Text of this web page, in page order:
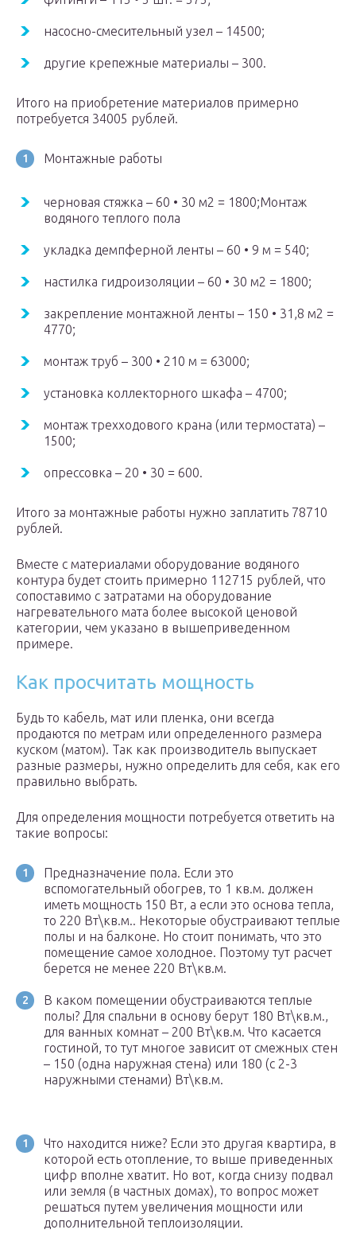
насосно-смесительный узел – 14500;
другие крепежные материалы – 300.
Итого на приобретение материалов примерно
потребуется 34005 рублей.
Монтажные работы
черновая стяжка – 60 • 30 м2 = 1800;Монтаж
водяного теплого пола
укладка демпферной ленты – 60 • 9 м = 540;
настилка гидроизоляции – 60 • 30 м2 = 1800;
закрепление монтажной ленты – 150 • 31,8 м2 =
4770;
монтаж труб – 300 • 210 м = 63000;
установка коллекторного шкафа – 4700;
монтаж трехходового крана (или термостата) –
1500;
опрессовка – 20 • 30 = 600.
Итого за монтажные работы нужно заплатить 78710
рублей.
Вместе с материалами оборудование водяного
контура будет стоить примерно 112715 рублей, что
сопоставимо с затратами на оборудование
нагревательного мата более высокой ценовой
категории, чем указано в вышеприведенном
примере.
Как просчитать мощность
Будь то кабель, мат или пленка, они всегда
продаются по метрам или определенного размера
куском (матом). Так как производитель выпускает
разные размеры, нужно определить для себя, как его
правильно выбрать.
Для определения мощности потребуется ответить на
такие вопросы:
Предназначение пола. Если это
вспомогательный обогрев, то 1 кв.м. должен
иметь мощность 150 Вт, а если это основа тепла,
то 220 Вт\кв.м.. Некоторые обустраивают теплые
полы и на балконе. Но стоит понимать, что это
помещение самое холодное. Поэтому тут расчет
берется не менее 220 Вт\кв.м.
В каком помещении обустраиваются теплые
полы? Для спальни в основу берут 180 Вт\кв.м.,
для ванных комнат – 200 Вт\кв.м. Что касается
гостиной, то тут многое зависит от смежных стен
– 150 (одна наружная стена) или 180 (с 2-3
наружными стенами) Вт\кв.м.
Что находится ниже? Если это другая квартира, в
которой есть отопление, то выше приведенных
цифр вполне хватит. Но вот, когда снизу подвал
или земля (в частных домах), то вопрос может
решаться путем увеличения мощности или
дополнительной теплоизоляции.